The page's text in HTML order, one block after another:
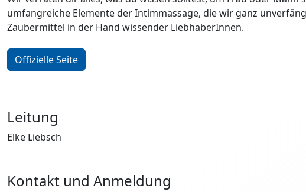
umfangreiche Elemente der Intimmassage, die wir ganz
Zaubermittel in der Hand wissender LiebhaberInnen.
Offizielle Seite
Leitung
Elke Liebsch
Kontakt und Anmeldung